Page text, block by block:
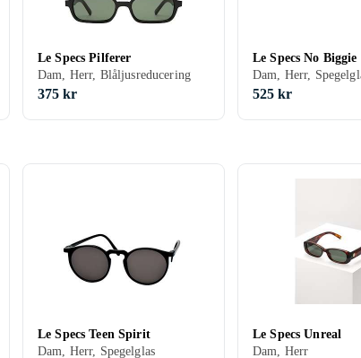
Le Specs Pilferer
Dam, Herr, Blåljusreducering
375 kr
Le Specs No Biggie
Dam, Herr,
525 kr
Le Specs Teen Spirit
Dam, Herr, Spegelglas
Le Specs Unreal
Dam, Herr